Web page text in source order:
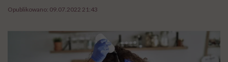
Opublikowano: 09.07.2022 21:43